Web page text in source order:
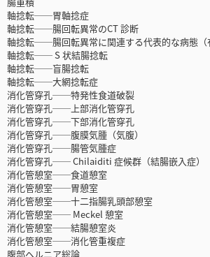
軸捻転──胃軸捻症
軸捻転──腸回転異常のCT 診断
軸捻転──腸回転異常に関連する代表的な病態（
軸捻転── S 状結腸捻転
軸捻転──盲腸捻転
軸捻転──大網捻転症
消化管穿孔──特発性食道破裂
消化管穿孔──上部消化管穿孔
消化管穿孔──下部消化管穿孔
消化管穿孔──腹膜気腫（気腹）
消化管穿孔──腸管気腫症
消化管穿孔── Chilaiditi 症候群（結腸嵌入症）
消化管憩室──食道憩室
消化管憩室──胃憩室
消化管憩室──十二指腸乳頭部憩室
消化管憩室── Meckel 憩室
消化管憩室──結腸憩室炎
消化管憩室──消化管重複症
腹部ヘルニア総論